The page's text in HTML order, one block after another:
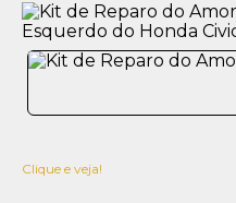
Clique e veja!